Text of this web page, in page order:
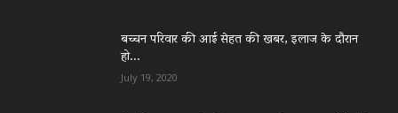
बच्चन परिवार की आई सेहत की खबर, इलाज के दौरान
हो...
July 19, 2020